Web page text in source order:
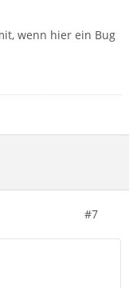
wenn hier ein Bug
#7